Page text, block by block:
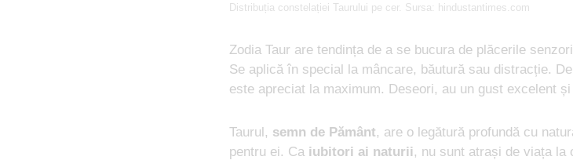
Distribuția constelației Taurului pe cer. Sursa: hindustantimes.com
Zodia Taur are tendința de a se bucura de plăcerile
Se aplică în special la mâncare, băutură sau distracție.
este apreciat la maximum. Deseori, au un gust excelent
Taurul, semn de Pământ, are o legătură profundă cu
pentru ei. Ca iubitori ai naturii, nu sunt atrași de viața la